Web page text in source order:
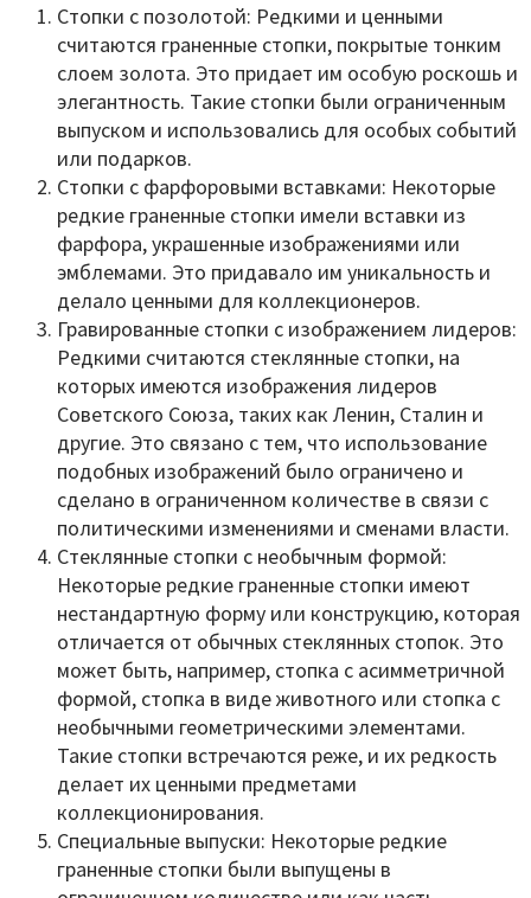
Стопки с позолотой: Редкими и ценными
считаются граненные стопки, покрытые тонким
слоем золота. Это придает им особую роскошь и
элегантность. Такие стопки были ограниченным
выпуском и использовались для особых событий
или подарков.
Стопки с фарфоровыми вставками: Некоторые
редкие граненные стопки имели вставки из
фарфора, украшенные изображениями или
эмблемами. Это придавало им уникальность и
делало ценными для коллекционеров.
Гравированные стопки с изображением лидеров:
Редкими считаются стеклянные стопки, на
которых имеются изображения лидеров
Советского Союза, таких как Ленин, Сталин и
другие. Это связано с тем, что использование
подобных изображений было ограничено и
сделано в ограниченном количестве в связи с
политическими изменениями и сменами власти.
Стеклянные стопки с необычным формой:
Некоторые редкие граненные стопки имеют
нестандартную форму или конструкцию, которая
отличается от обычных стеклянных стопок. Это
может быть, например, стопка с асимметричной
формой, стопка в виде животного или стопка с
необычными геометрическими элементами.
Такие стопки встречаются реже, и их редкость
делает их ценными предметами
коллекционирования.
Специальные выпуски: Некоторые редкие
граненные стопки были выпущены в